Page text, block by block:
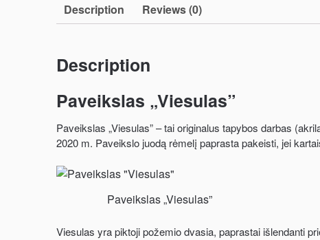
Description Reviews (0)
Description
Paveikslas „Viesulas”
Paveikslas „Viesulas” – tai originalus tapybos darbas
2020 m. Paveikslo juodą rėmelį paprasta pakeisti, jei
Paveikslas „Viesulas”
Viesulas yra piktoji požemio dvasia, paprastai išlendanti